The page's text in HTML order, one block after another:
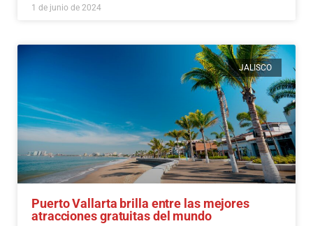
1 de junio de 2024
JALISCO
Puerto Vallarta brilla entre las mejores
atracciones gratuitas del mundo